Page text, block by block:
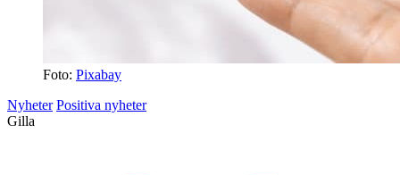
Foto: Pixabay
Nyheter Positiva nyheter
Gilla